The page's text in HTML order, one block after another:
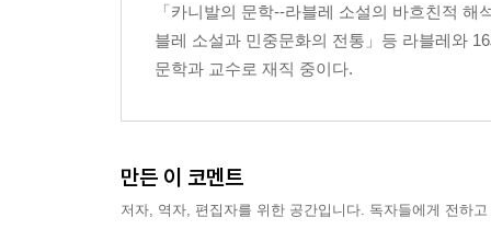
「카니발의 문학--라블레 소설의 바흐친적
블레 소설과 민중문화의 전통」등 라블레와
문학과 교수로 재직 중이다.
만든 이 코멘트
저자, 역자, 편집자를 위한 공간입니다. 독자들에게 전하